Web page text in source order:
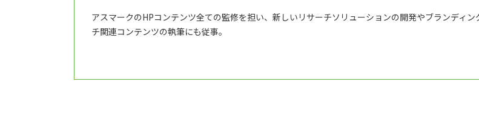
アスマークのHPコンテンツ全ての監修を担い、新しいリサーチソリューションの開発やブランディ
チ関連コンテンツの執筆にも従事。